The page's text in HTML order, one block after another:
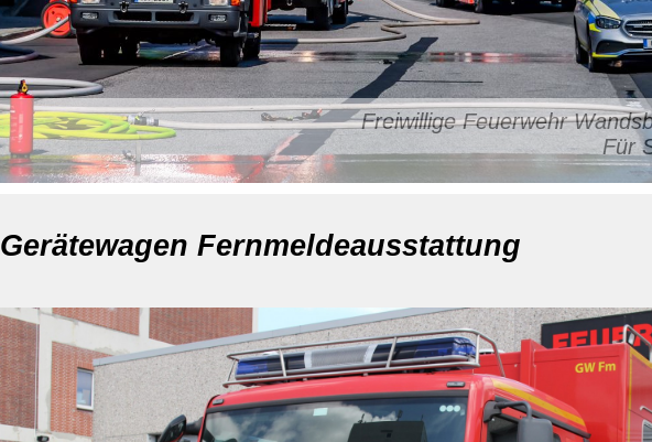
Freiwillige Feuerwehr
Für
Gerätewagen Fernmeldeausstattung